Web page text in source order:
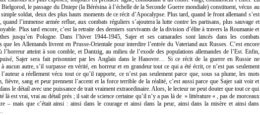
Bielgorod, le passage du Dniepr (la Bérésina à l’échelle de la Seconde Guerre mondiale) constituent, vécus au
soldat, deux des plus hauts moments de ce récit d’Apocalypse. Plus tard, quand le front allemand s’est
quand l’immense armée reflue, aux combats réguliers s’ajoutera la lutte contre les partisans, plus sauvage et
Plus tard encore, c’est la retraite des derniers survivants de la division d’élite à travers la Roumanie et
jusqu’en Pologne. Dans l’hiver 1944-1945, Sajer et ses camarades sont lancés dans les combats
que les Allemands livrent en Prusse-Orientale pour interdire l’entrée du Vateriand aux Russes. C’est encore
l’horreur atteint à son comble, et Dantzig, au milieu de l’exode des populations allemandes de l’Est. Enfin,
Sajer sera fait prisonnier par les Anglais dans le Hanovre… Si ce récit de la guerre en Russie ne
à aucun autre, s’il surpasse en vérité, en horreur et en grandeur tout ce qui a été écrit, ce n’est pas seulement
l’auteur a réellement vécu tout ce qu’il rapporte, ce n’est pas seulement parce que, sous sa plume, les mots
fièvre, sang et peur prennent l’accent et la force terrible de la réalité, c’est aussi parce que Sajer sait voir et
le détail avec une puissance de trait vraiment extraordinaire. Alors, le lecteur ne peut douter que tout ce qui
là est vrai, vrai au détail près ; il sait de science certaine qu’il n’y a pas là de » littérature « , pas de morceaux
– mais que c’était ainsi : ainsi dans le courage et ainsi dans la peur, ainsi dans la misère et ainsi dans